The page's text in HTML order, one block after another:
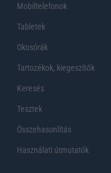
Mobiltelefonok
Tabletek
Okosórák
Tartozékok, kiegeszítők
Keresés
Tesztek
Összehasonlítás
Használati útmutatók